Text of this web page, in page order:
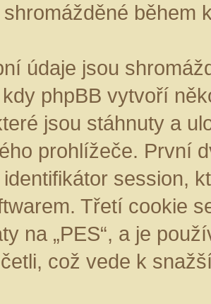
během
údaje jsou
kdy phpBB vytvoří
jsou stáhnuty a
prohlížeče. První
session,
Třetí cookie
na „PES“, a je
což vede k